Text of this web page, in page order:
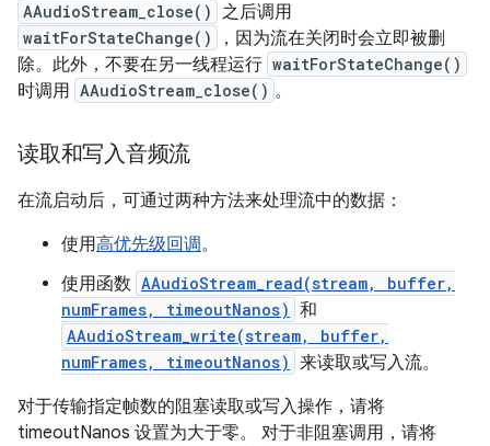
AAudioStream_close() 之后调用
waitForStateChange()
，因为流在关闭时会立即被删
除。此外，不要在另一线程运行 waitForStateChange()
时调用 AAudioStream_close() 。
读取和写入音频流
在流启动后，可通过两种方法来处理流中的数据：
使用高优先级回调。
使用函数 AAudioStream_read(stream, buffer,
numFrames, timeoutNanos) 和
AAudioStream_write(stream, buffer,
numFrames, timeoutNanos) 来读取或写入流。
对于传输指定帧数的阻塞读取或写入操作，请将
timeoutNanos 设置为大于零。 对于非阻塞调用，请将